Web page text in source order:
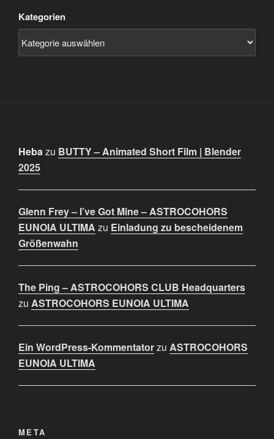
Kategorien
Hebazu BUTTY – Animated Short Film | Blender
2025
Glenn Frey – I’ve Got Mine – ASTROCOHORS
EUNOIA ULTIMA zu Einladung zu bescheidenem
Größenwahn
The Ping – ASTROCOHORS CLUB Headquarters
zu ASTROCOHORS EUNOIA ULTIMA
Ein WordPress-Kommentatorzu ASTROCOHORS
EUNOIA ULTIMA
META